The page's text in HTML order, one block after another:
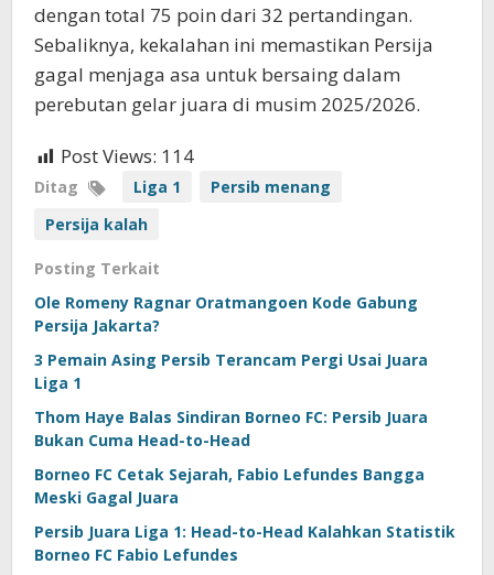
dengan total 75 poin dari 32 pertandingan.
Sebaliknya, kekalahan ini memastikan Persija
gagal menjaga asa untuk bersaing dalam
perebutan gelar juara di musim 2025/2026.
Post Views: 114
Ditag Liga 1
Persib menang
Persija kalah
Posting Terkait
Ole Romeny Ragnar Oratmangoen Kode Gabung
Persija Jakarta?
3 Pemain Asing Persib Terancam Pergi Usai Juara
Liga 1
Thom Haye Balas Sindiran Borneo FC: Persib Juara
Bukan Cuma Head-to-Head
Borneo FC Cetak Sejarah, Fabio Lefundes Bangga
Meski Gagal Juara
Persib Juara Liga 1: Head-to-Head Kalahkan Statistik
Borneo FC Fabio Lefundes